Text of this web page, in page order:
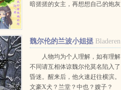
暗搓搓的女主，再想想自己的炮灰
呢！而且还是宗门的小师妹，...
Bladeren
魏尔伦的兰波小姐拯
救计划人物均为个人理解，如有理解
不同请互相体谅魏尔伦莫名陷入了
昏迷。醒来后，他火速赶往横滨。
文豪X犬？兰堂？中也？嫂子？